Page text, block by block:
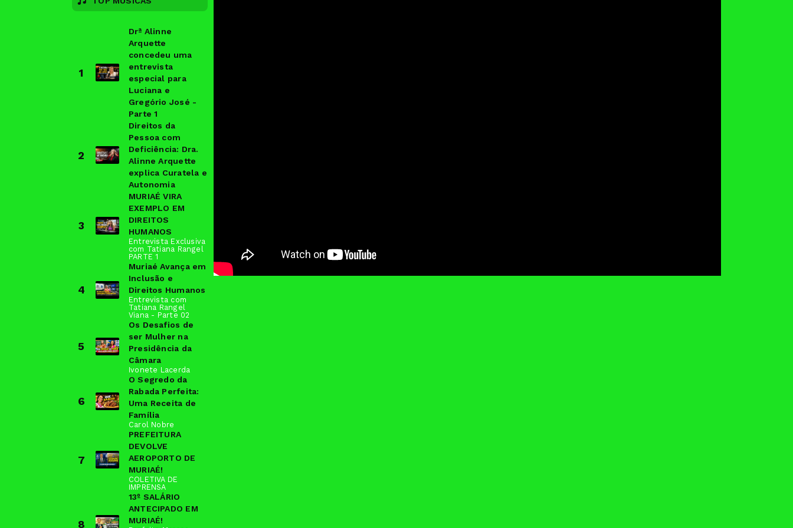
1
Drª Alinne
Arquette
concedeu uma
entrevista
especial para
Luciana e
Gregório José -
Parte 1
2
Direitos da
Pessoa com
Deficiência: Dra.
Alinne Arquette
explica Curatela e
Autonomia
3
MURIAÉ VIRA
EXEMPLO EM
DIREITOS
HUMANOS
Entrevista Exclusiva
com Tatiana Rangel
PARTE 1
4
Muriaé Avança em
Inclusão e
Direitos Humanos
Entrevista com
Tatiana Rangel
Viana - Parte 02
5
Os Desafios de
ser Mulher na
Presidência da
Câmara
Ivonete Lacerda
6
O Segredo da
Rabada Perfeita:
Uma Receita de
Família
Carol Nobre
7
PREFEITURA
DEVOLVE
AEROPORTO DE
MURIAÉ!
COLETIVA DE
IMPRENSA
8
13º SALÁRIO
ANTECIPADO EM
MURIAÉ!